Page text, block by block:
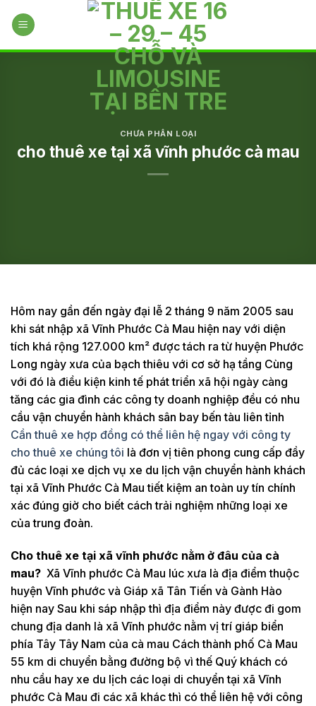
CHƯA PHÂN LOẠI
cho thuê xe tại xã vĩnh phước cà mau
Hôm nay gần đến ngày đại lễ 2 tháng 9 năm 2005 sau
khi sát nhập xã Vĩnh Phước Cà Mau hiện nay với diện
tích khá rộng 127.000 km² được tách ra từ huyện Phước
Long ngày xưa của bạch thiêu với cơ sở hạ tầng Cùng
với đó là điều kiện kinh tế phát triển xã hội ngày càng
tăng các gia đình các công ty doanh nghiệp đều có nhu
cầu vận chuyển hành khách sân bay bến tàu liên tỉnh
Cần thuê xe hợp đồng có thể liên hệ ngay với công ty
cho thuê xe chúng tôi là đơn vị tiên phong cung cấp đầy
đủ các loại xe dịch vụ xe du lịch vận chuyển hành khách
tại xã Vĩnh Phước Cà Mau tiết kiệm an toàn uy tín chính
xác đúng giờ cho biết cách trải nghiệm những loại xe
của trung đoàn.
Cho thuê xe tại xã vĩnh phước nằm ở đâu của cà
mau? Xã Vĩnh phước Cà Mau lúc xưa là địa điểm thuộc
huyện Vĩnh phước và Giáp xã Tân Tiến và Gành Hào
hiện nay Sau khi sáp nhập thì địa điểm này được đi gom
chung địa danh là xã Vĩnh phước nằm vị trí giáp biển
phía Tây Tây Nam của cà mau Cách thành phố Cà Mau
55 km di chuyển bằng đường bộ vì thế Quý khách có
nhu cầu hay xe du lịch các loại di chuyển tại xã Vĩnh
phước Cà Mau đi các xã khác thì có thể liên hệ với công